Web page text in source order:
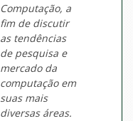
Computação, a
fim de discutir
as tendências
de pesquisa e
mercado da
computação em
suas mais
diversas áreas.